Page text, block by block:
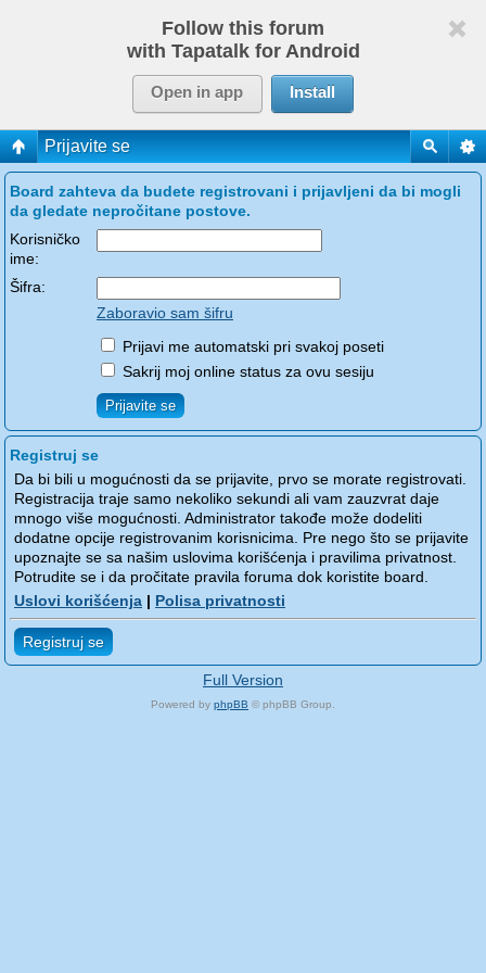
Follow this forum
with Tapatalk for Android
Open in app Install
Prijavite se
Board zahteva da budete registrovani i prijavljeni da bi mogli
da gledate nepročitane postove.
Korisničko
ime:
Šifra:
Zaboravio sam šifru
Prijavi me automatski pri svakoj poseti
Sakrij moj online status za ovu sesiju
Registruj se
Da bi bili u mogućnosti da se prijavite, prvo se morate registrovati.
Registracija traje samo nekoliko sekundi ali vam zauzvrat daje
mnogo više mogućnosti. Administrator takođe može dodeliti
dodatne opcije registrovanim korisnicima. Pre nego što se prijavite
upoznajte se sa našim uslovima korišćenja i pravilima privatnost.
Potrudite se i da pročitate pravila foruma dok koristite board.
Uslovi korišćenja | Polisa privatnosti
Registruj se
Full Version
Powered by phpBB © phpBB Group.